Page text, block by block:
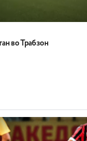
во Трабзон